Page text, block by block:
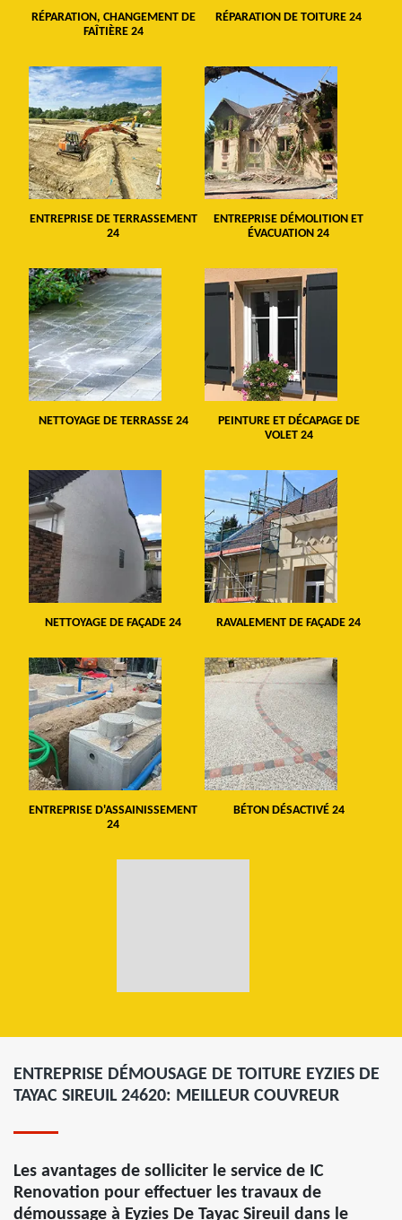
RÉPARATION, CHANGEMENT DE
FAÎTIÈRE 24
RÉPARATION DE TOITURE 24
ENTREPRISE DE TERRASSEMENT
24
ENTREPRISE DÉMOLITION ET
ÉVACUATION 24
NETTOYAGE DE TERRASSE 24
PEINTURE ET DÉCAPAGE DE
VOLET 24
NETTOYAGE DE FAÇADE 24 RAVALEMENT DE FAÇADE 24
ENTREPRISE D'ASSAINISSEMENT
24
BÉTON DÉSACTIVÉ 24
ENTREPRISE DÉMOUSAGE DE TOITURE EYZIES DE
TAYAC SIREUIL 24620: MEILLEUR COUVREUR
Les avantages de solliciter le service de IC
Renovation pour effectuer les travaux de
démoussage à Eyzies De Tayac Sireuil dans le